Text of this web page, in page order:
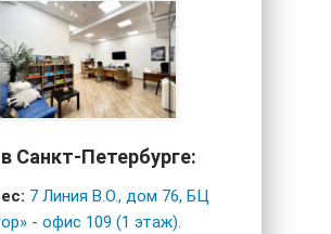
Санкт-Петербурге:
7 Линия В.О., дом 76, БЦ
- офис 109 (1 этаж).